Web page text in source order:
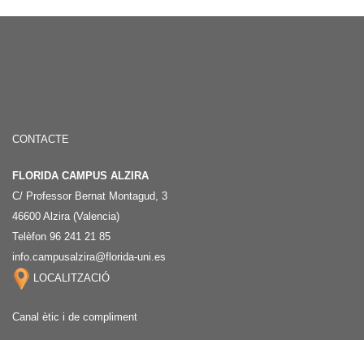
CONTACTE
FLORIDA CAMPUS ALZIRA
C/ Professor Bernat Montagud, 3
46600 Alzira (Valencia)
Telèfon 96 241 21 85
info.campusalzira@florida-uni.es
LOCALITZACIÓ
Canal ètic i de compliment